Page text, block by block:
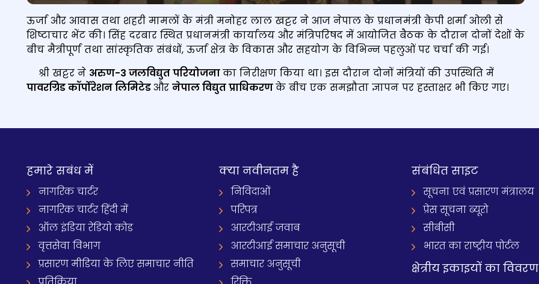
ऊर्जा और आवास तथा शहरी मामलों के मंत्री मनोहर लाल खट्टर ने आज नेपाल के प्रधानमंत्री केपी शर्मा ओली से
शिष्टाचार भेंट की। सिंह दरबार स्थित प्रधानमंत्री कार्यालय और मंत्रिपरिषद में आयोजित बैठक के दौरान दोनों देशों के
बीच मैत्रीपूर्ण तथा सांस्कृतिक संबंधों, ऊर्जा क्षेत्र के विकास और सहयोग के विभिन्न पहलुओं पर चर्चा की गई।
श्री खट्टर ने अरुण-3 जलविद्युत परियोजनाका निरीक्षण किया था। इस दौरान दोनों मंत्रियों की उपस्थिति में
पावरग्रिड कॉर्पोरेशन लिमिटेडऔर नेपाल विद्युत प्राधिकरणके बीच एक समझौता ज्ञापन पर हस्ताक्षर भी किए गए।
हमारे सबंध में
नागरिक चार्टर
नागरिक चार्टर हिंदी में
ऑल इंडिया रेडियो कोड
वृत्तसेवा विभाग
प्रसारण मीडिया के लिए समाचार नीति
क्‍या नवीनतम है
निविदाओं
परिपत्र
आरटीआई जवाब
आरटीआई समाचार अनुसूची
समाचार अनुसूची
संबंधित साइट
सूचना एवं प्रसारण मंत्रालय
प्रेस सूचना ब्यूरो
सीबीसी
भारत का राष्ट्रीय पोर्टल
क्षेत्रीय इकाइयों का विवरण